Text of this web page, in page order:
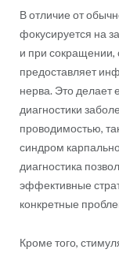
В отличие от
фокусируется на
и при сокращении,
предоставляет
нерва. Это
диагностики
проводимостью,
синдром
диагностика
эффективные
конкретные
Кроме того,